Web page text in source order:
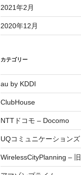
2021年2月
2020年12月
カテゴリー
au by KDDI
ClubHouse
NTTドコモ – Docomo
UQコミュニケーションズ
WirelessCityPlanning –